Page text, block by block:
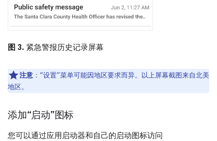
图 3. 紧急警报历史记录屏幕
注意 ：“设置”菜单可能因地区要求而异。以上屏幕截图来自北美
地区。
添加“启动”图标
您可以通过应用启动器和自己的启动图标访问